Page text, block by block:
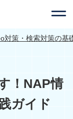
対策・検索対策の基
！NAP情
ガイド